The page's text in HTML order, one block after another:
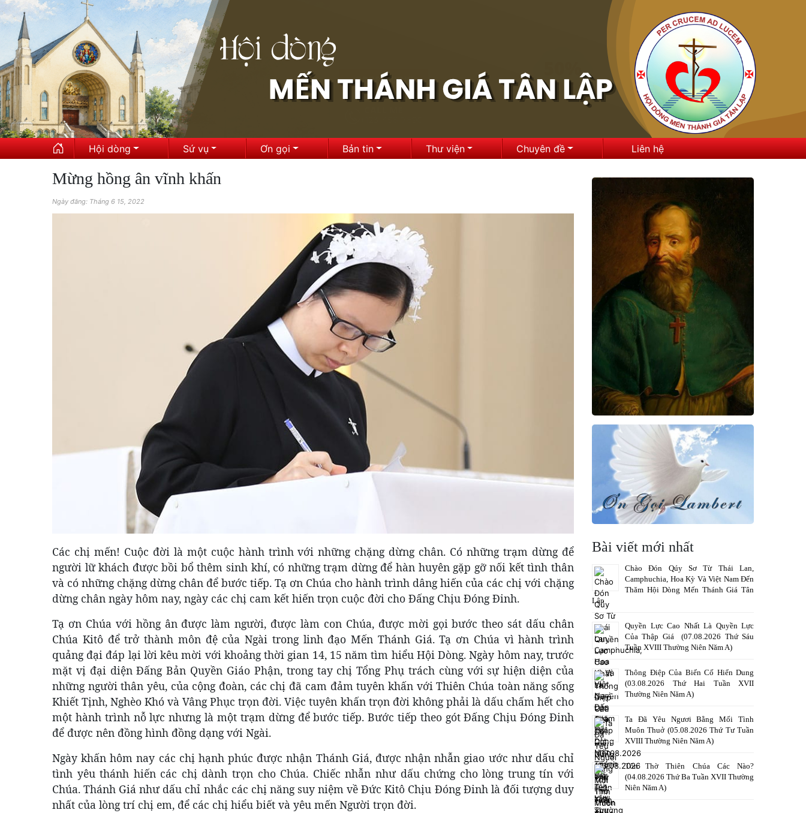
Hội dòng Sứ vụ Ơn gọi Bản tin Thư viện Chuyên đề Liên hệ
Mừng hồng ân vĩnh khấn
Ngày đăng: Tháng 6 15, 2022
Các chị mến! Cuộc đời là một cuộc hành trình với những chặng dừng chân. Có những trạm dừng để
người lữ khách được bồi bổ thêm sinh khí, có những trạm dừng để hàn huyên gặp gỡ nối kết tình thân
và có những chặng dừng chân để bước tiếp. Tạ ơn Chúa cho hành trình dâng hiến của các chị với chặng
dừng chân ngày hôm nay, ngày các chị cam kết hiến trọn cuộc đời cho Đấng Chịu Đóng Đinh.
Tạ ơn Chúa với hồng ân được làm người, được làm con Chúa, được mời gọi bước theo sát dấu chân
Chúa Kitô để trở thành môn đệ của Ngài trong linh đạo Mến Thánh Giá. Tạ ơn Chúa vì hành trình
quảng đại đáp lại lời kêu mời với khoảng thời gian 14, 15 năm tìm hiểu Hội Dòng. Ngày hôm nay, trước
mặt vị đại diện Đấng Bản Quyền Giáo Phận, trong tay chị Tổng Phụ trách cùng với sự hiện diện của
những người thân yêu, của cộng đoàn, các chị đã cam đảm tuyên khấn với Thiên Chúa toàn năng sống
Khiết Tịnh, Nghèo Khó và Vâng Phục trọn đời. Việc tuyên khấn trọn đời không phải là dấu chấm hết cho
một hành trình nỗ lực nhưng là một trạm dừng để bước tiếp. Bước tiếp theo gót Đấng Chịu Đóng Đinh
để được nên đồng hình đồng dạng với Ngài.
Ngày khấn hôm nay các chị hạnh phúc được nhận Thánh Giá, được nhận nhẫn giao ước như dấu chỉ
tình yêu thánh hiến các chị dành trọn cho Chúa. Chiếc nhẫn như dấu chứng cho lòng trung tín với
Chúa. Thánh Giá như dấu chỉ nhắc các chị năng suy niệm về Đức Kitô Chịu Đóng Đinh là đối tượng duy
nhất của lòng trí chị em, để các chị hiểu biết và yêu mến Người trọn đời.
Bài viết mới nhất
Chào Đón Qúy Sơ Từ Thái Lan,
Camphuchia, Hoa Kỳ Và Việt Nam Đến
Thăm Hội Dòng Mến Thánh Giá Tân
Lập
Quyền Lực Cao Nhất Là Quyền Lực
Của Thập Giá (07.08.2026 Thứ Sáu
Tuần XVIII Thường Niên Năm A)
Thông Điệp Của Biến Cố Hiển Dung
(03.08.2026 Thứ Hai Tuần XVII
Thường Niên Năm A)
Ta Đã Yêu Ngươi Bằng Mối Tình
Muôn Thuở (05.08.2026 Thứ Tư Tuần
XVIII Thường Niên Năm A)
Tôn Thờ Thiên Chúa Các Nào?
(04.08.2026 Thứ Ba Tuần XVII Thường
Niên Năm A)